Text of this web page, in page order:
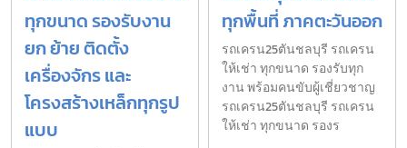
ทุกขนาด รองรับงาน
ยก ย้าย ติดตั้ง
เครื่องจักร และ
โครงสร้างเหล็กทุกรูป
แบบ
ทุกพื้นที่ ภาคตะวันออก
รถเครน25ตันชลบุรี รถเครน
ให้เช่า ทุกขนาด รองรับทุก
งาน พร้อมคนขับผู้เชี่ยวชาญ
รถเครน25ตันชลบุรี รถเครน
ให้เช่า ทุกขนาด รองร